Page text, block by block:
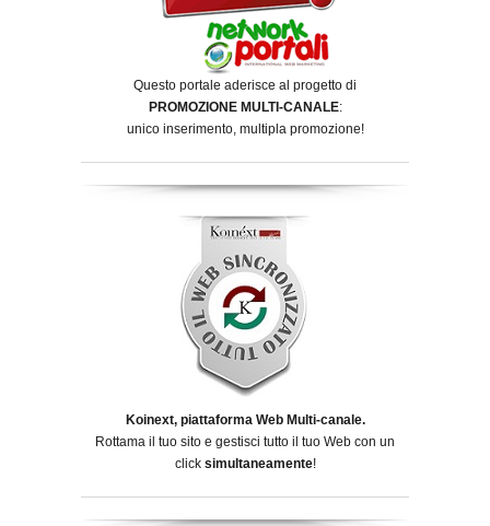
Questo portale aderisce al progetto di
PROMOZIONE MULTI-CANALE:
unico inserimento, multipla promozione!
Koinext, piattaforma Web Multi-canale.
Rottama il tuo sito e gestisci tutto il tuo Web con un
click simultaneamente!